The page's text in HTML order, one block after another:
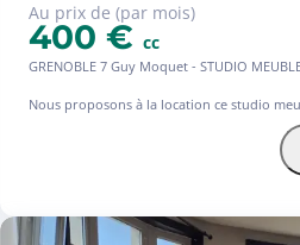
Au prix de (par mois)
400 € cc
GRENOBLE 7 Guy Moquet - STUDIO
Nous proposons à la location ce studio
étage d'une résidence récente, avec
Vous serez accueilli par la hall d'entrée
La pièce de vie est dotée d'une kitchenette
frigo et micro-ondes. Tout le nécessaire à